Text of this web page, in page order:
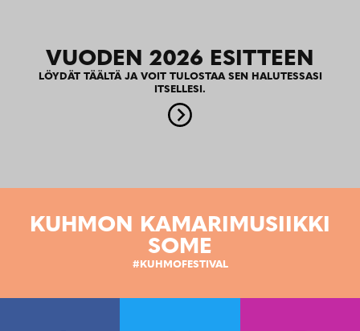
VUODEN 2026 ESITTEEN
LÖYDÄT TÄÄLTÄ JA VOIT TULOSTAA SEN HALUTESSASI
ITSELLESI.
KUHMON KAMARIMUSIIKKI
SOME
#KUHMOFESTIVAL